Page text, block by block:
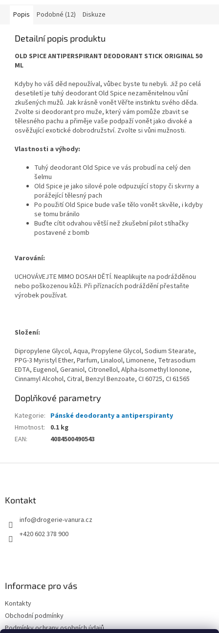
Popis Podobné (12) Diskuze
Detailní popis produktu
OLD SPICE ANTIPERSPIRANT DEODORANT STICK ORIGINAL 50
ML
Kdyby ho váš děd nepoužíval, vůbec byste tu nebyli. Již po celá
desetiletí je tuhý deodorant Old Spice nezaměnitelnou vůní
zkušených mužů. Jak krásně vonět Věřte instinktu svého děda.
Zvolte si deodorant pro muže, který vám pomůže zbavit se
tělesného pachu a přiměje vaše podpaží vonět jako divoké a
osvěžující exotické dobrodružství. Zvolte si vůni mužnosti.
Vlastnosti a výhody:
Tuhý deodorant Old Spice ve vás probudí na celý den
šelmu
Old Spice je jako silové pole odpuzující stopy či skvrny a
porážející tělesný pach
Po použití Old Spice bude vaše tělo vonět skvěle, i kdyby
se tomu bránilo
Buďte cítit odvahou větší než zkušební pilot stíhačky
postavené z bomb
Varování:
UCHOVÁVEJTE MIMO DOSAH DĚTÍ. Neaplikujte na podrážděnou
nebo poškozenou kůži. Při příznacích podráždění přestaňte
výrobek používat.
Složení:
Dipropylene Glycol, Aqua, Propylene Glycol, Sodium Stearate,
PPG-3 Myristyl Ether, Parfum, Linalool, Limonene, Tetrasodium
EDTA, Eugenol, Geraniol, Citronellol, Alpha-Isomethyl Ionone,
Cinnamyl Alcohol, Citral, Benzyl Benzoate, CI 60725, CI 61565
Doplňkové parametry
Kategorie: Pánské deodoranty a antiperspiranty
Hmotnost:
0.1 kg
EAN: 4084500490543
Kontakt
info@drogerie-vanura.cz
+420 602 378 900
Informace pro vás
Kontakty
Obchodní podmínky
Podmínky ochrany osobních údajů